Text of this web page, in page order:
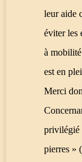
leur aide
éviter les
à
est en
Merci
privilégié
pierres »